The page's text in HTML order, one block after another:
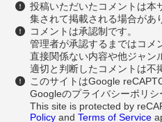
投稿いただいたコメントは本
集されて掲載される場合があ
コメントは承認制です。
管理者が承認するまではコメ
直接関係ない内容や他ジャン
適切と判断したコメントは不
このサイトはGoogle
Googleのプライバシーポリシ
This site is protected by
Policy and Terms of Service